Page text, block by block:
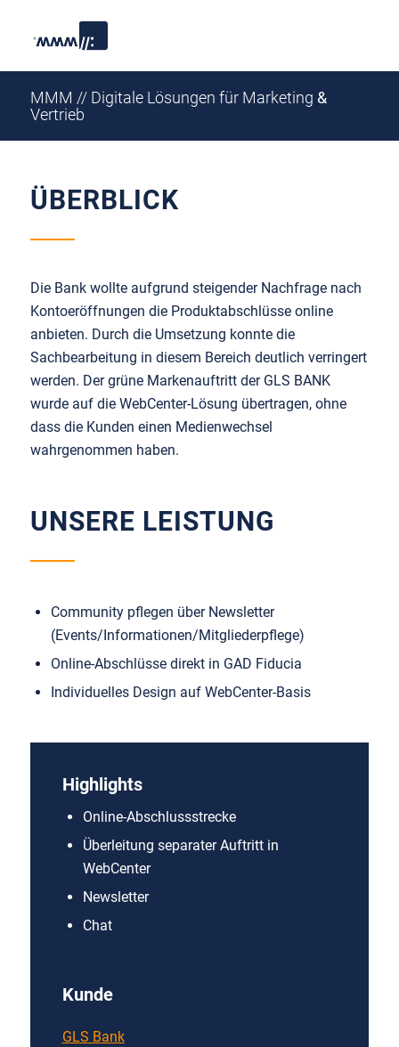
MMM // Digitale Lösungen für Marketing &
Vertrieb
ÜBERBLICK
Die Bank wollte aufgrund steigender Nachfrage nach
Kontoeröffnungen die Produktabschlüsse online
anbieten. Durch die Umsetzung konnte die
Sachbearbeitung in diesem Bereich deutlich verringert
werden. Der grüne Markenauftritt der GLS BANK
wurde auf die WebCenter-Lösung übertragen, ohne
dass die Kunden einen Medienwechsel
wahrgenommen haben.
UNSERE LEISTUNG
Community pflegen über Newsletter
(Events/Informationen/Mitgliederpflege)
Online-Abschlüsse direkt in GAD Fiducia
Individuelles Design auf WebCenter-Basis
Highlights
Online-Abschlussstrecke
Überleitung separater Auftritt in
WebCenter
Newsletter
Chat
Kunde
GLS Bank